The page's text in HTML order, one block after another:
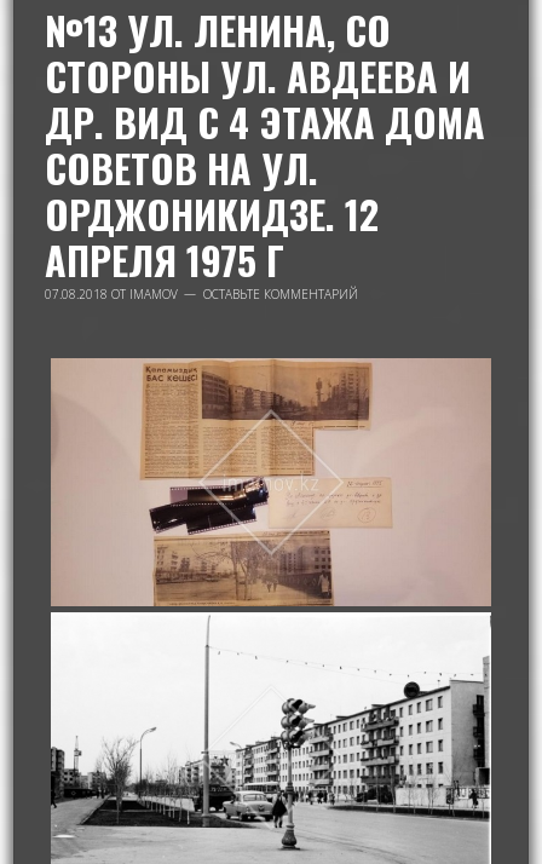
№13 УЛ. ЛЕНИНА, СО
СТОРОНЫ УЛ. АВДЕЕВА И
ДР. ВИД С 4 ЭТАЖА ДОМА
СОВЕТОВ НА УЛ.
ОРДЖОНИКИДЗЕ. 12
АПРЕЛЯ 1975 Г
07.08.2018 ОТ IMAMOV ОСТАВЬТЕ КОММЕНТАРИЙ